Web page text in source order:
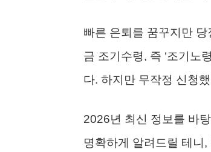
빠른 은퇴를 꿈꾸지만
금 조기수령, 즉 ‘조기노
다. 하지만 무작정 신청
2026년 최신 정보를 바
명확하게 알려드릴 테니